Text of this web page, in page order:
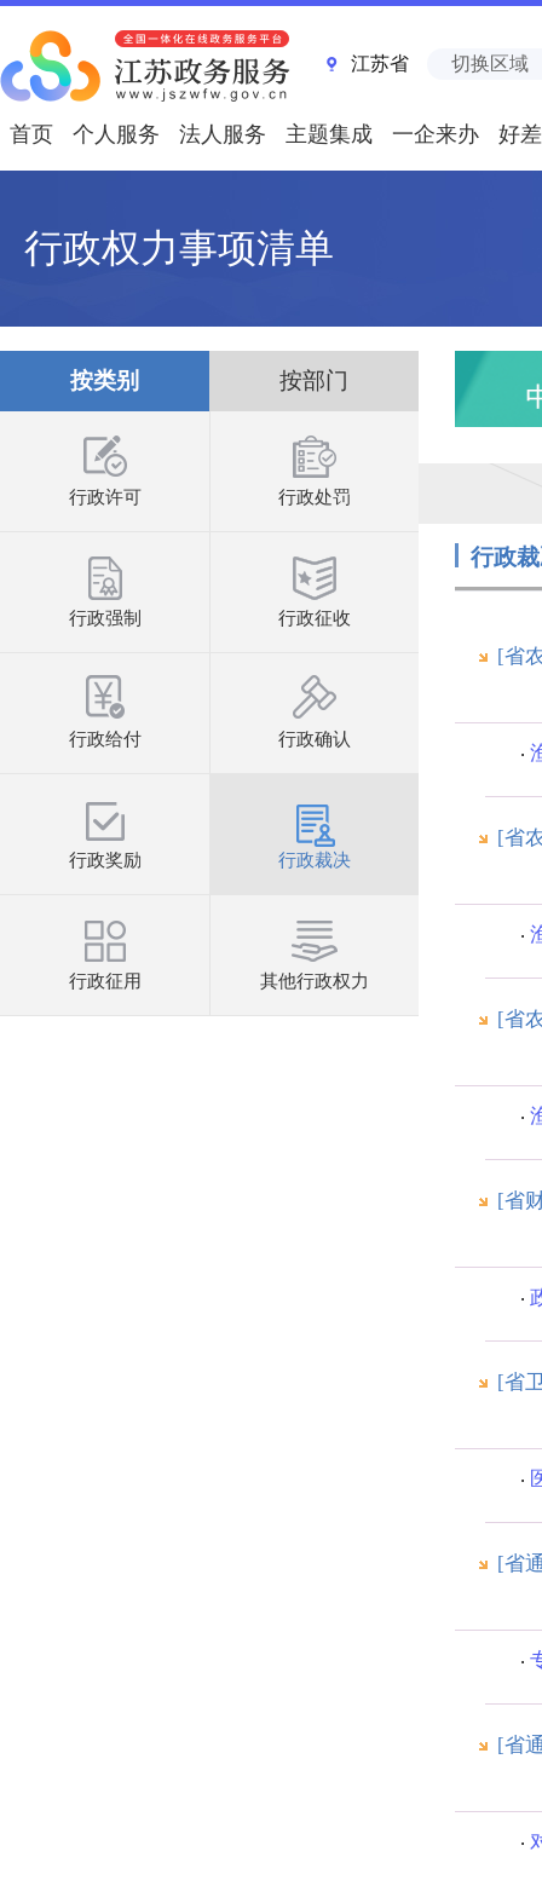
江苏省 切换区域
首页 个人服务 法人服务 主题集成 一企来办 好
行政权力事项清单
按类别 按部门
行政许可 行政处罚
行政强制 行政征收
行政给付 行政确认
行政奖励 行政裁决
行政征用 其他行政权力
行政
[省
[省
[省
[省
[省
[省
[省